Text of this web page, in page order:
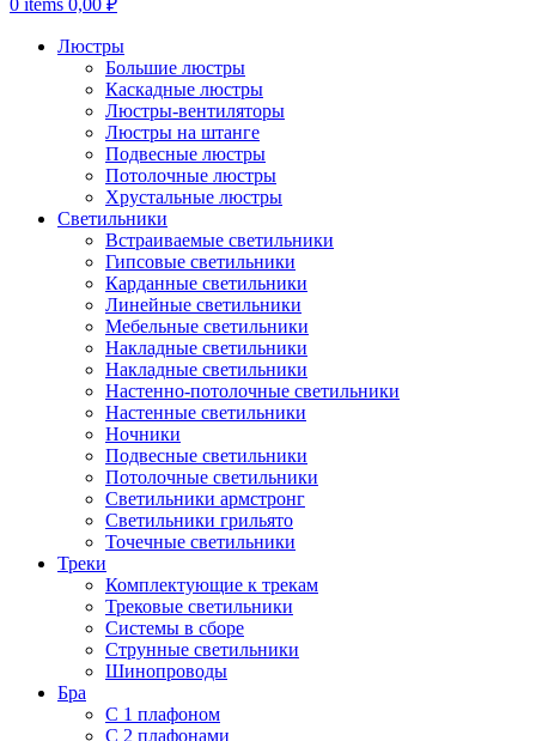
0 items 0,00 ₽
Люстры
Большие люстры
Каскадные люстры
Люстры-вентиляторы
Люстры на штанге
Подвесные люстры
Потолочные люстры
Хрустальные люстры
Светильники
Встраиваемые светильники
Гипсовые светильники
Карданные светильники
Линейные светильники
Мебельные светильники
Накладные светильники
Накладные светильники
Настенно-потолочные светильники
Настенные светильники
Ночники
Подвесные светильники
Потолочные светильники
Светильники армстронг
Светильники грильято
Точечные светильники
Треки
Комплектующие к трекам
Трековые светильники
Системы в сборе
Струнные светильники
Шинопроводы
Бра
С 1 плафоном
С 2 плафонами